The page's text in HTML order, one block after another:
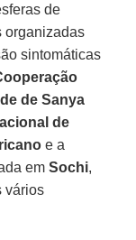
de
organizadas
sintomáticas
de Sanya
de
e a
emSochi,
vários